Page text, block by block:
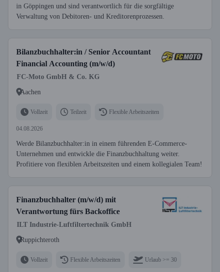
in Göppingen und sind verantwortlich für die sorgfältige
Verwaltung von Debitoren- und Kreditorenprozessen.
Bilanzbuchhalter:in / Senior Accountant
Financial Accounting (m/w/d)
FC-Moto GmbH & Co. KG
Aachen
Vollzeit Teilzeit Flexible Arbeitszeiten
04.08.2026
Werde Bilanzbuchhalter:in in einem führenden E-Commerce-
Unternehmen und entwickle die Finanzbuchhaltung weiter.
Profitiere von flexiblen Arbeitszeiten und einem kollegialen Team!
Finanzbuchhalter (m/w/d) mit
Verantwortung fürs Backoffice
ILT Industrie-Luftfiltertechnik GmbH
Ruppichteroth
Vollzeit Flexible Arbeitszeiten Urlaub >= 30